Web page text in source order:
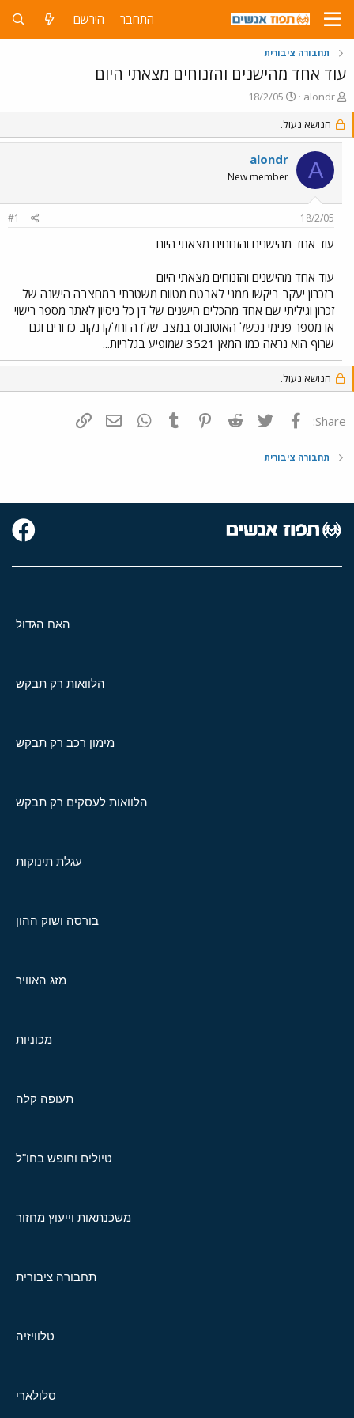
התחבר הירשם
תחבורה ציבורית
עוד אחד מהישנים והזנוחים מצאתי היום
פ
ו
ת
ח
נ
alondr
פ
ו
ר
ס
ם
ב
ת
ך
18/2/05
הנושא נעול.
A
alondr
New member
18/2/05
#1
עוד אחד מהישנים והזנוחים מצאתי היום
עוד אחד מהישנים והזנוחים מצאתי היום
בזכרון יעקב ביקשו ממני לאבטח מטווח משטרתי במחצבה הישנה של
זכרון וגיליתי שם אחד מהכלים הישנים של דן כל ניסיון לאתר מספר רישוי
או מספר פנימי נכשל האוטובוס במצב שלדה וחלקו נקוב כדורים וגם
שרוף הוא נראה כמו המאן 3521 שמופיע בגלריות...
הנושא נעול.
Share: פייסבוק Twitter
Reddit
Pinterest
Tumblr
WhatsAppדואר אלקטרוני
תחבורה ציבורית
האח הגדול
הלוואות רק תבקש
מימון רכב רק תבקש
הלוואות לעסקים רק תבקש
עגלת תינוקות
בורסה ושוק ההון
מזג האוויר
מכוניות
תעופה קלה
טיולים וחופש בחו"ל
משכנתאות וייעוץ מחזור
תחבורה ציבורית
טלוויזיה
סלולארי